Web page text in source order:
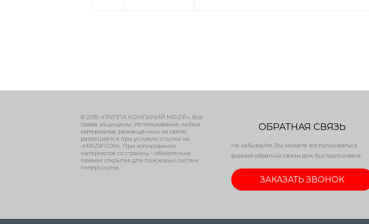
© 2018, «ГРУППА КОМПАНИЙ MIRZIP». Все
права защищены. Использование любых
материалов, размещённых на сайте,
разрешается при условии ссылки на
«MIRZIP.COM». При копировании
материалов со страниц – обязательна
прямая открытая для поисковых систем
гиперссылка.
ОБРАТНАЯ СВЯЗЬ
Не забывайте, Вы можете воспользоваться
формой обратной связи для быстрого ответа.
ЗАКАЗАТЬ ЗВОНОК